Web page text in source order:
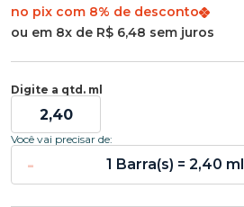
no pix com 8% de desconto
ou em 8x de R$ 6,48 sem juros
Digite a qtd. ml
Você vai precisar de:
- 1 Barra(s) = 2,40 ml